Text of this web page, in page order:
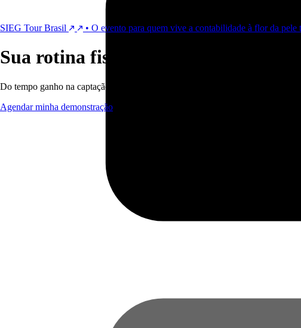
SIEG Tour Brasil • O evento para quem vive a contabilidade à flor da pele
Sua rotina fiscal, finalmente completa
Do tempo ganho na captação automática de notas aos relatórios inteligentes
Agendar minha demonstração